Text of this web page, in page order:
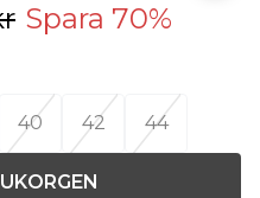
Spara 70%
40 42 44